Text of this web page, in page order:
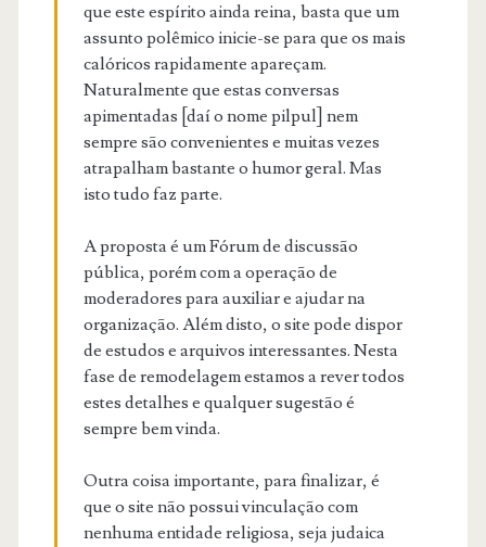
que este espírito ainda reina, basta que um
assunto polêmico inicie-se para que os mais
calóricos rapidamente apareçam.
Naturalmente que estas conversas
apimentadas [daí o nome pilpul] nem
sempre são convenientes e muitas vezes
atrapalham bastante o humor geral. Mas
isto tudo faz parte.
A proposta é um Fórum de discussão
pública, porém com a operação de
moderadores para auxiliar e ajudar na
organização. Além disto, o site pode dispor
de estudos e arquivos interessantes. Nesta
fase de remodelagem estamos a rever todos
estes detalhes e qualquer sugestão é
sempre bem vinda.
Outra coisa importante, para finalizar, é
que o site não possui vinculação com
nenhuma entidade religiosa, seja judaica